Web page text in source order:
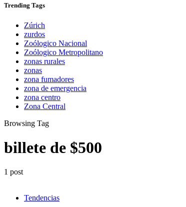
Trending Tags
Zúrich
zurdos
Zoólogico Nacional
Zoólogico Metropolitano
zonas rurales
zonas
zona fumadores
zona de emergencia
zona centro
Zona Central
Browsing Tag
billete de $500
1 post
Tendencias